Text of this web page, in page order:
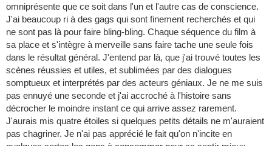
omniprésente que ce soit dans l'un et l'autre cas de conscience.
J'ai beaucoup ri à des gags qui sont finement recherchés et qui
ne sont pas là pour faire bling-bling. Chaque séquence du film à
sa place et s'intègre à merveille sans faire tache une seule fois
dans le résultat général. J'entend par là, que j'ai trouvé toutes les
scènes réussies et utiles, et sublimées par des dialogues
somptueux et interprétés par des acteurs géniaux. Je ne me suis
pas ennuyé une seconde et j'ai accroché à l'histoire sans
décrocher le moindre instant ce qui arrive assez rarement.
J'aurais mis quatre étoiles si quelques petits détails ne m'auraient
pas chagriner. Je n'ai pas apprécié le fait qu'on n'incite en